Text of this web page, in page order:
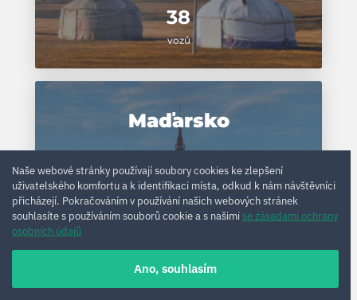
38
vozů
64
Maďarsko
Naše webové stránky používají soubory cookies ke zlepšení
uživatelského komfortu a k identifikaci místa, odkud k nám návštěvníci
přicházejí. Pokračováním v používání našich webových stránek
souhlasíte s používáním souborů cookie a s našimi se zásadami ochrany
osobních údajů
Ano, souhlasím